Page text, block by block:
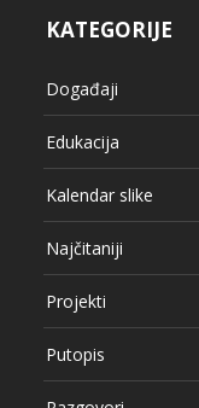
KATEGORIJE
Događaji
Edukacija
Kalendar slike
Najčitaniji
Projekti
Putopis